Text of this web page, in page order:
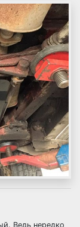
Ведь нередко